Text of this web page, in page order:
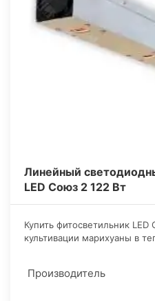
Линейный
LED Союз 2 122 Вт
​Купить фитосветильник
культивации марихуаны в
правильно развиваться.
Производитель